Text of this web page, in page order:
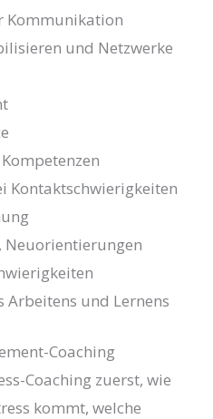
Kommunikation
und Netzwerke
Kontaktschwierigkeiten
Neuorientierungen
Arbeitens und Lernens
Coaching
Coaching zuerst, wie
kommt, welche